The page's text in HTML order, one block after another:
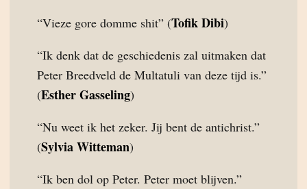
“Vieze gore domme shit” (Tofik Dibi)
“Ik denk dat de geschiedenis zal uitmaken dat
Peter Breedveld de Multatuli van deze tijd is.”
(Esther Gasseling)
“Nu weet ik het zeker. Jij bent de antichrist.”
(Sylvia Witteman)
“Ik ben dol op Peter. Peter moet blijven.”